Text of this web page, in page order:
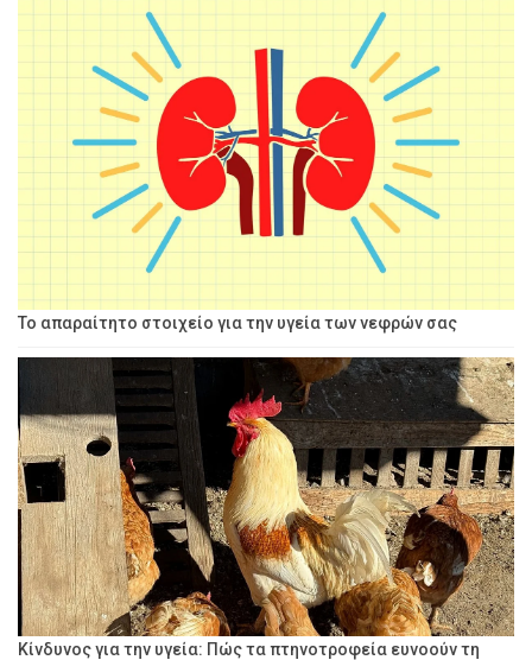
Το απαραίτητο στοιχείο για την υγεία των νεφρών σας
Κίνδυνος για την υγεία: Πώς τα πτηνοτροφεία ευνοούν τη